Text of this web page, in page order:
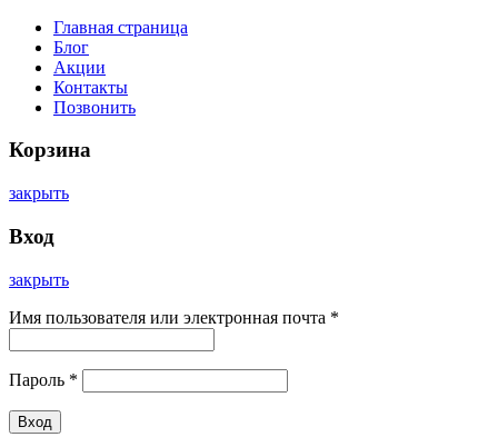
Главная страница
Блог
Акции
Контакты
Позвонить
Корзина
закрыть
Вход
закрыть
Имя пользователя или электронная почта *
Пароль *
Вход